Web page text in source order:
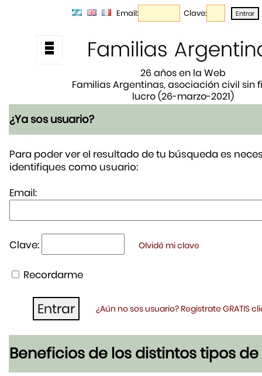
Email: Clave:
26 años en la Web
Familias Argentinas, asociación civil sin
lucro (26-marzo-2021)
¿Ya sos usuario?
Para poder ver el resultado de tu búsqueda es
identifiques como usuario:
Email:
Clave: Olvidé mi clave
Recordarme
¿Aún no sos usuario? Registrate GRATIS
Beneficios de los distintos tipos de